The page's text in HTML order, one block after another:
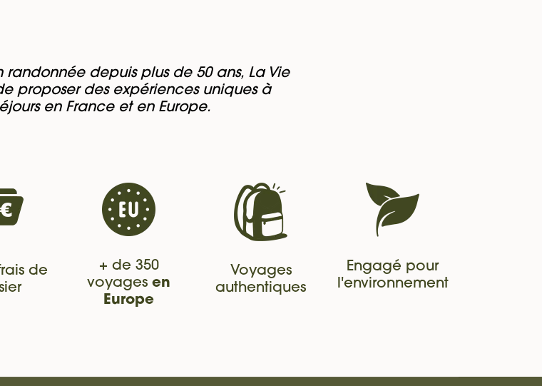
randonnée depuis plus de 50 ans, La Vie
proposer des expériences uniques à
en France et en Europe.
de
+ de 350
voyages en
Europe
Voyages
authentiques
Engagé pour
l'environnement